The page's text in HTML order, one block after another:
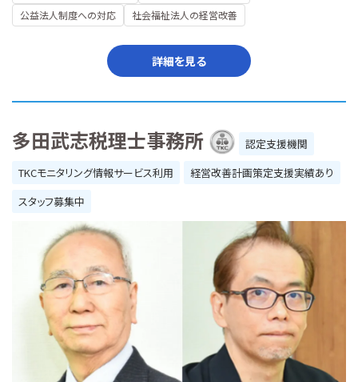
公益法人制度への対応
社会福祉法人の経営改善
詳細を見る
多田武志税理士事務所
認定支援機関
TKCモニタリング情報サービス利用
経営改善計画策定支援実績あり
スタッフ募集中